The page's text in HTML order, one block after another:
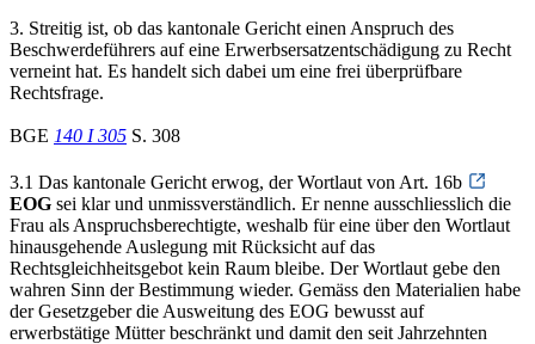
3. Streitig ist, ob das kantonale Gericht einen Anspruch des
Beschwerdeführers auf eine Erwerbsersatzentschädigung zu Recht
verneint hat. Es handelt sich dabei um eine frei überprüfbare
Rechtsfrage.
BGE 140 I 305 S. 308
3.1 Das kantonale Gericht erwog, der Wortlaut von Art. 16b
EOG sei klar und unmissverständlich. Er nenne ausschliesslich die
Frau als Anspruchsberechtigte, weshalb für eine über den Wortlaut
hinausgehende Auslegung mit Rücksicht auf das
Rechtsgleichheitsgebot kein Raum bleibe. Der Wortlaut gebe den
wahren Sinn der Bestimmung wieder. Gemäss den Materialien habe
der Gesetzgeber die Ausweitung des EOG bewusst auf
erwerbstätige Mütter beschränkt und damit den seit Jahrzehnten